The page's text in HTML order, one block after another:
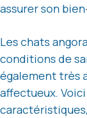
assurer son
Les chats
conditions de
également très
affectueux.